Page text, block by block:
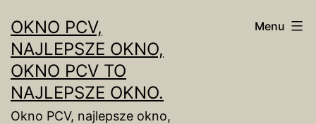
to
content
OKNO PCV,
NAJLEPSZE OKNO,
OKNO PCV TO
NAJLEPSZE OKNO.
Okno PCV, najlepsze okno,
Menu